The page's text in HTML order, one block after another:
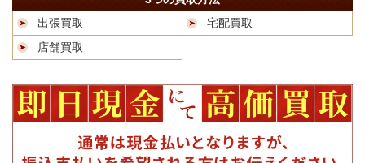
出張買取
宅配買取
店舗買取